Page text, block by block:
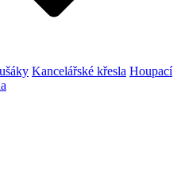
Kancelářské křesla Houpací